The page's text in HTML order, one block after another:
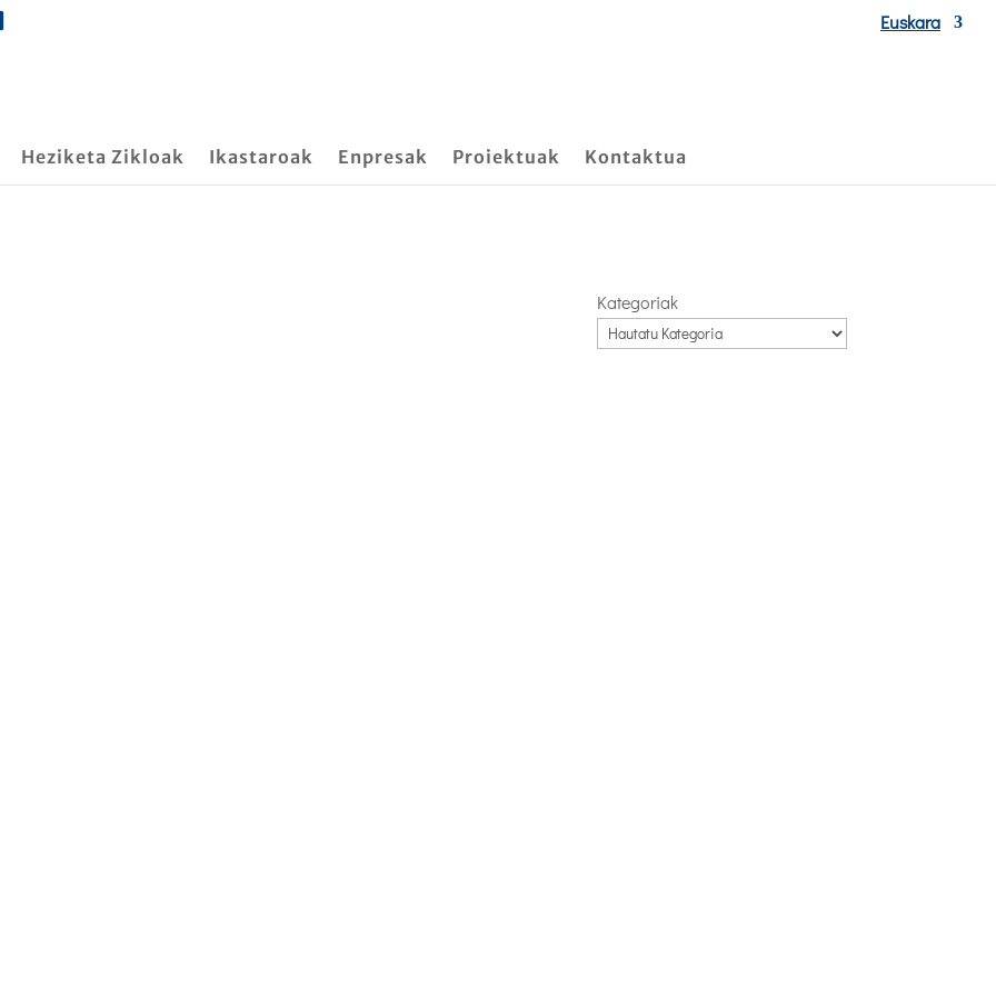
Euskara
Heziketa Zikloak Ikastaroak Enpresak Proiektuak Kontaktua
Kategoriak